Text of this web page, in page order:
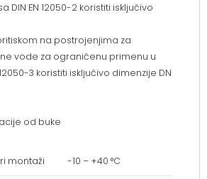
DIN EN 12050-2 koristiti isključivo
na postrojenjima za
vode za ograničenu primenu u
3 koristiti isključivo dimenzije DN
od buke
montaži
-10 – +40 °C